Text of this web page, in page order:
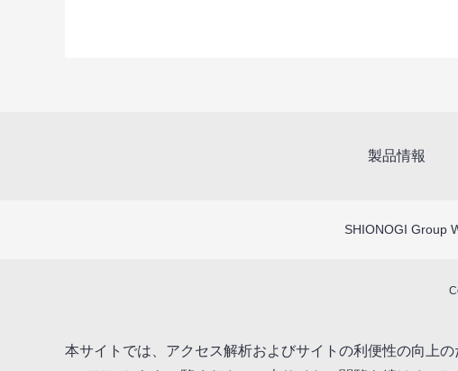
製品情報
SHIONOGI Group
本サイトでは、アクセス解析およびサイトの利便性の向上